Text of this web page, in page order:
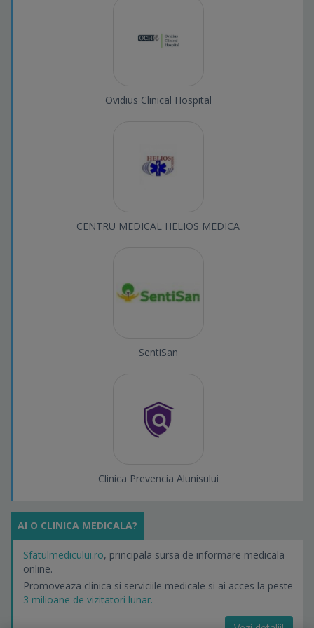
Ovidius Clinical Hospital
CENTRU MEDICAL HELIOS MEDICA
SentiSan
Clinica Prevencia Alunisului
AI O CLINICA MEDICALA?
Sfatulmedicului.ro, principala sursa de informare medicala
online.
Promoveaza clinica si serviciile medicale si ai acces la peste
3 milioane de vizitatori lunar.